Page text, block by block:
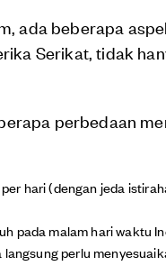
ada beberapa
Serikat, tidak
perbedaan
hari (dengan jeda
pada malam hari waktu
perlu